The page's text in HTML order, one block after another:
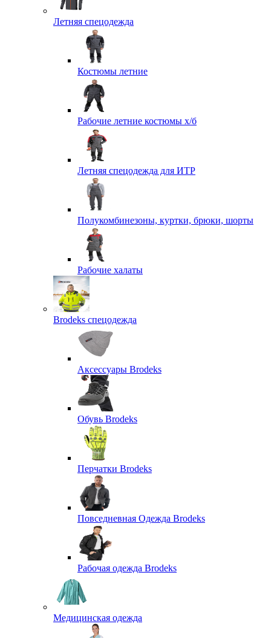
Летняя спецодежда
Костюмы летние
Рабочие летние костюмы х/б
Летняя спецодежда для ИТР
Полукомбинезоны, куртки, брюки, шорты
Рабочие халаты
Brodeks спецодежда
Аксессуары Brodeks
Обувь Brodeks
Перчатки Brodeks
Повседневная Одежда Brodeks
Рабочая одежда Brodeks
Медицинская одежда